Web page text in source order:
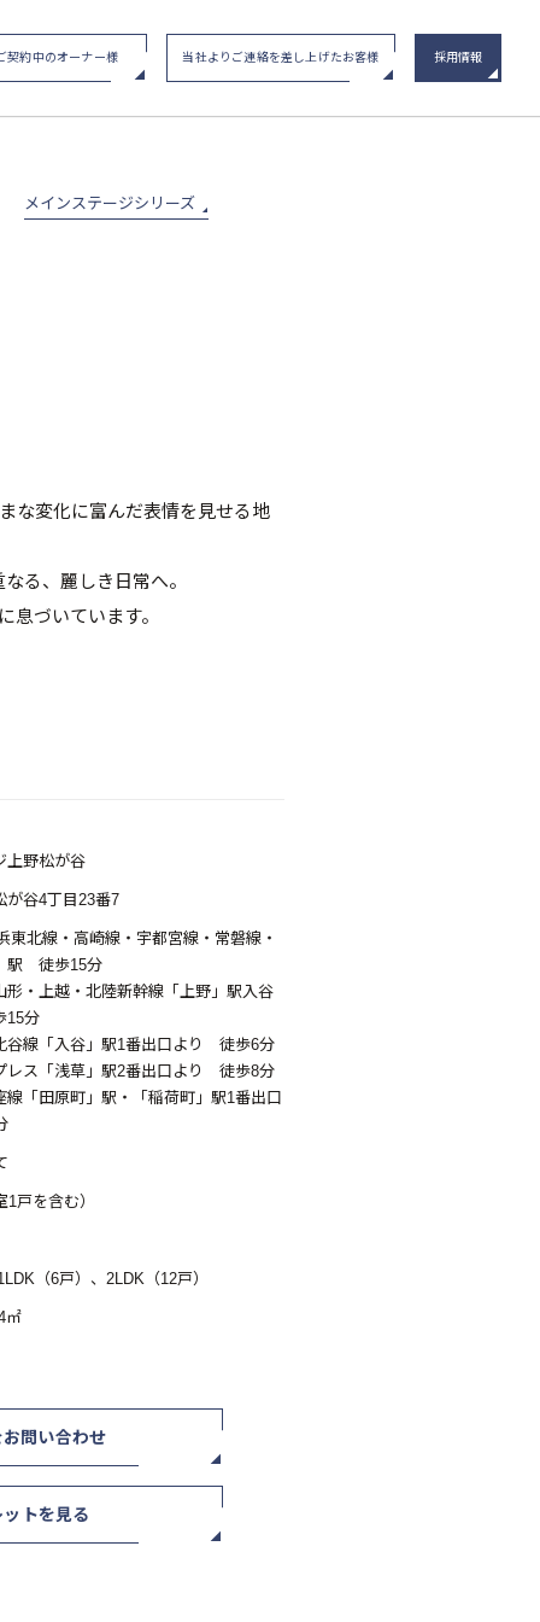
契約中のオーナー様 当社よりご連絡を差し上げたお客様 採用情報
メインステージシリーズ
な変化に富んだ表情を見せる地
る、麗しき日常へ。
づいています。
上野松が谷
が谷4丁目23番7
東北線・高崎線・宇都宮線・常磐線・
駅 徒歩15分
形・上越・北陸新幹線「上野」駅入谷
15分
谷線「入谷」駅1番出口より 徒歩6分
レス「浅草」駅2番出口より 徒歩8分
線「田原町」駅・「稲荷町」駅1番出口
戸を含む）
（6戸）、2LDK（12戸）
㎡
問い合わせ
トを見る